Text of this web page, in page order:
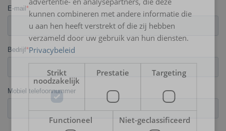
kunnen combineren met andere informatie die
u aan hen heeft verstrekt of die zij hebben
verzameld door uw gebruik van hun diensten.
Privacybeleid
Strikt
noodzakelijk
Prestatie Targeting
Functioneel Niet-geclassificeerd